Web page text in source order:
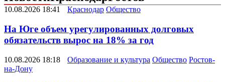
10.08.2026 18:41 Краснодар Общество
На Юге объем урегулированных долговых
обязательств вырос на 18% за год
10.08.2026 18:18 Образование и культура Общество Ростов-
на-Дону